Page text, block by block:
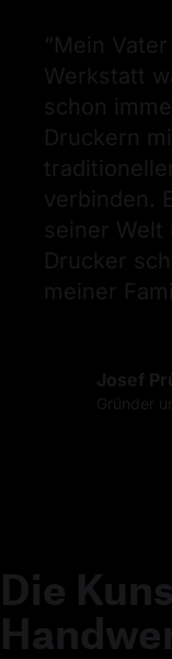
“Mein
Werkstatt
schon
Druckern
verbinden.
seiner Welt
Drucker
meiner
Josef
Gründer
Die